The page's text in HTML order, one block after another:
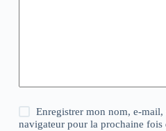
Enregistrer mon nom, e-mail,
navigateur pour la prochaine fois